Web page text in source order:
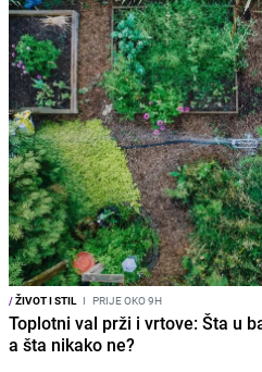
/ŽIVOT I STIL I PRIJE OKO 9H
Toplotni val prži i vrtove: Šta u
a šta nikako ne?